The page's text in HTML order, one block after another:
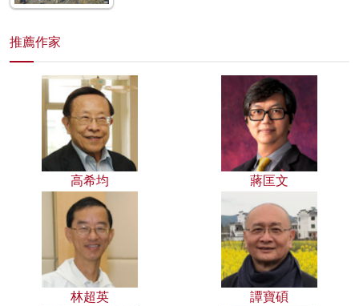
推薦作家
高希均 蔣匡文
林超英 譚寶碩